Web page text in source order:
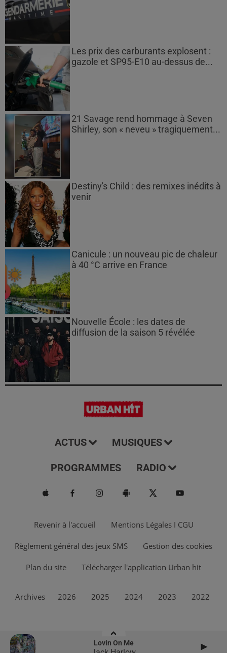
Lovin On Me
Les prix des carburants explosent :
gazole et SP95-E10 au-dessus de...
21 Savage rend hommage à Seven
Shirley, son « neveu » tragiquement...
Destiny's Child : des remixes inédits à
venir
Canicule : un nouveau pic de chaleur
à 40 °C arrive en France
Nouvelle École : les dates de
diffusion de la saison 5 révélée
ACTUS MUSIQUES
PROGRAMMES RADIO
Revenir à l'accueil Mentions Légales I CGU
Règlement général des jeux SMS Gestion des cookies
Plan du site Télécharger l'application Urban hit
Archives 2026 2025 2024 2023 2022